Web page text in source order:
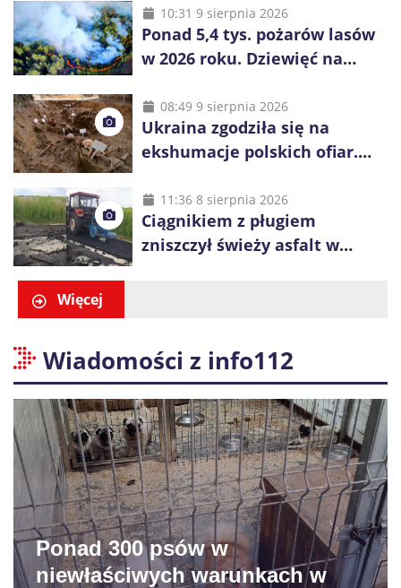
zabezpieczonych narkotyków
10:31 9 sierpnia 2026
Ponad 5,4 tys. pożarów lasów
w 2026 roku. Dziewięć na
08:49 9 sierpnia 2026
Ukraina zgodziła się na
ekshumacje polskich ofiar.
i Ugły
11:36 8 sierpnia 2026
Ciągnikiem z pługiem
zniszczył świeży asfalt w
Więcej
Wiadomości z info112
Ponad 300 psów w
niewłaściwych warunkach w